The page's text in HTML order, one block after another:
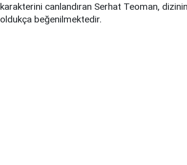
karakterini canlandıran Serhat Teoman,
oldukça beğenilmektedir.